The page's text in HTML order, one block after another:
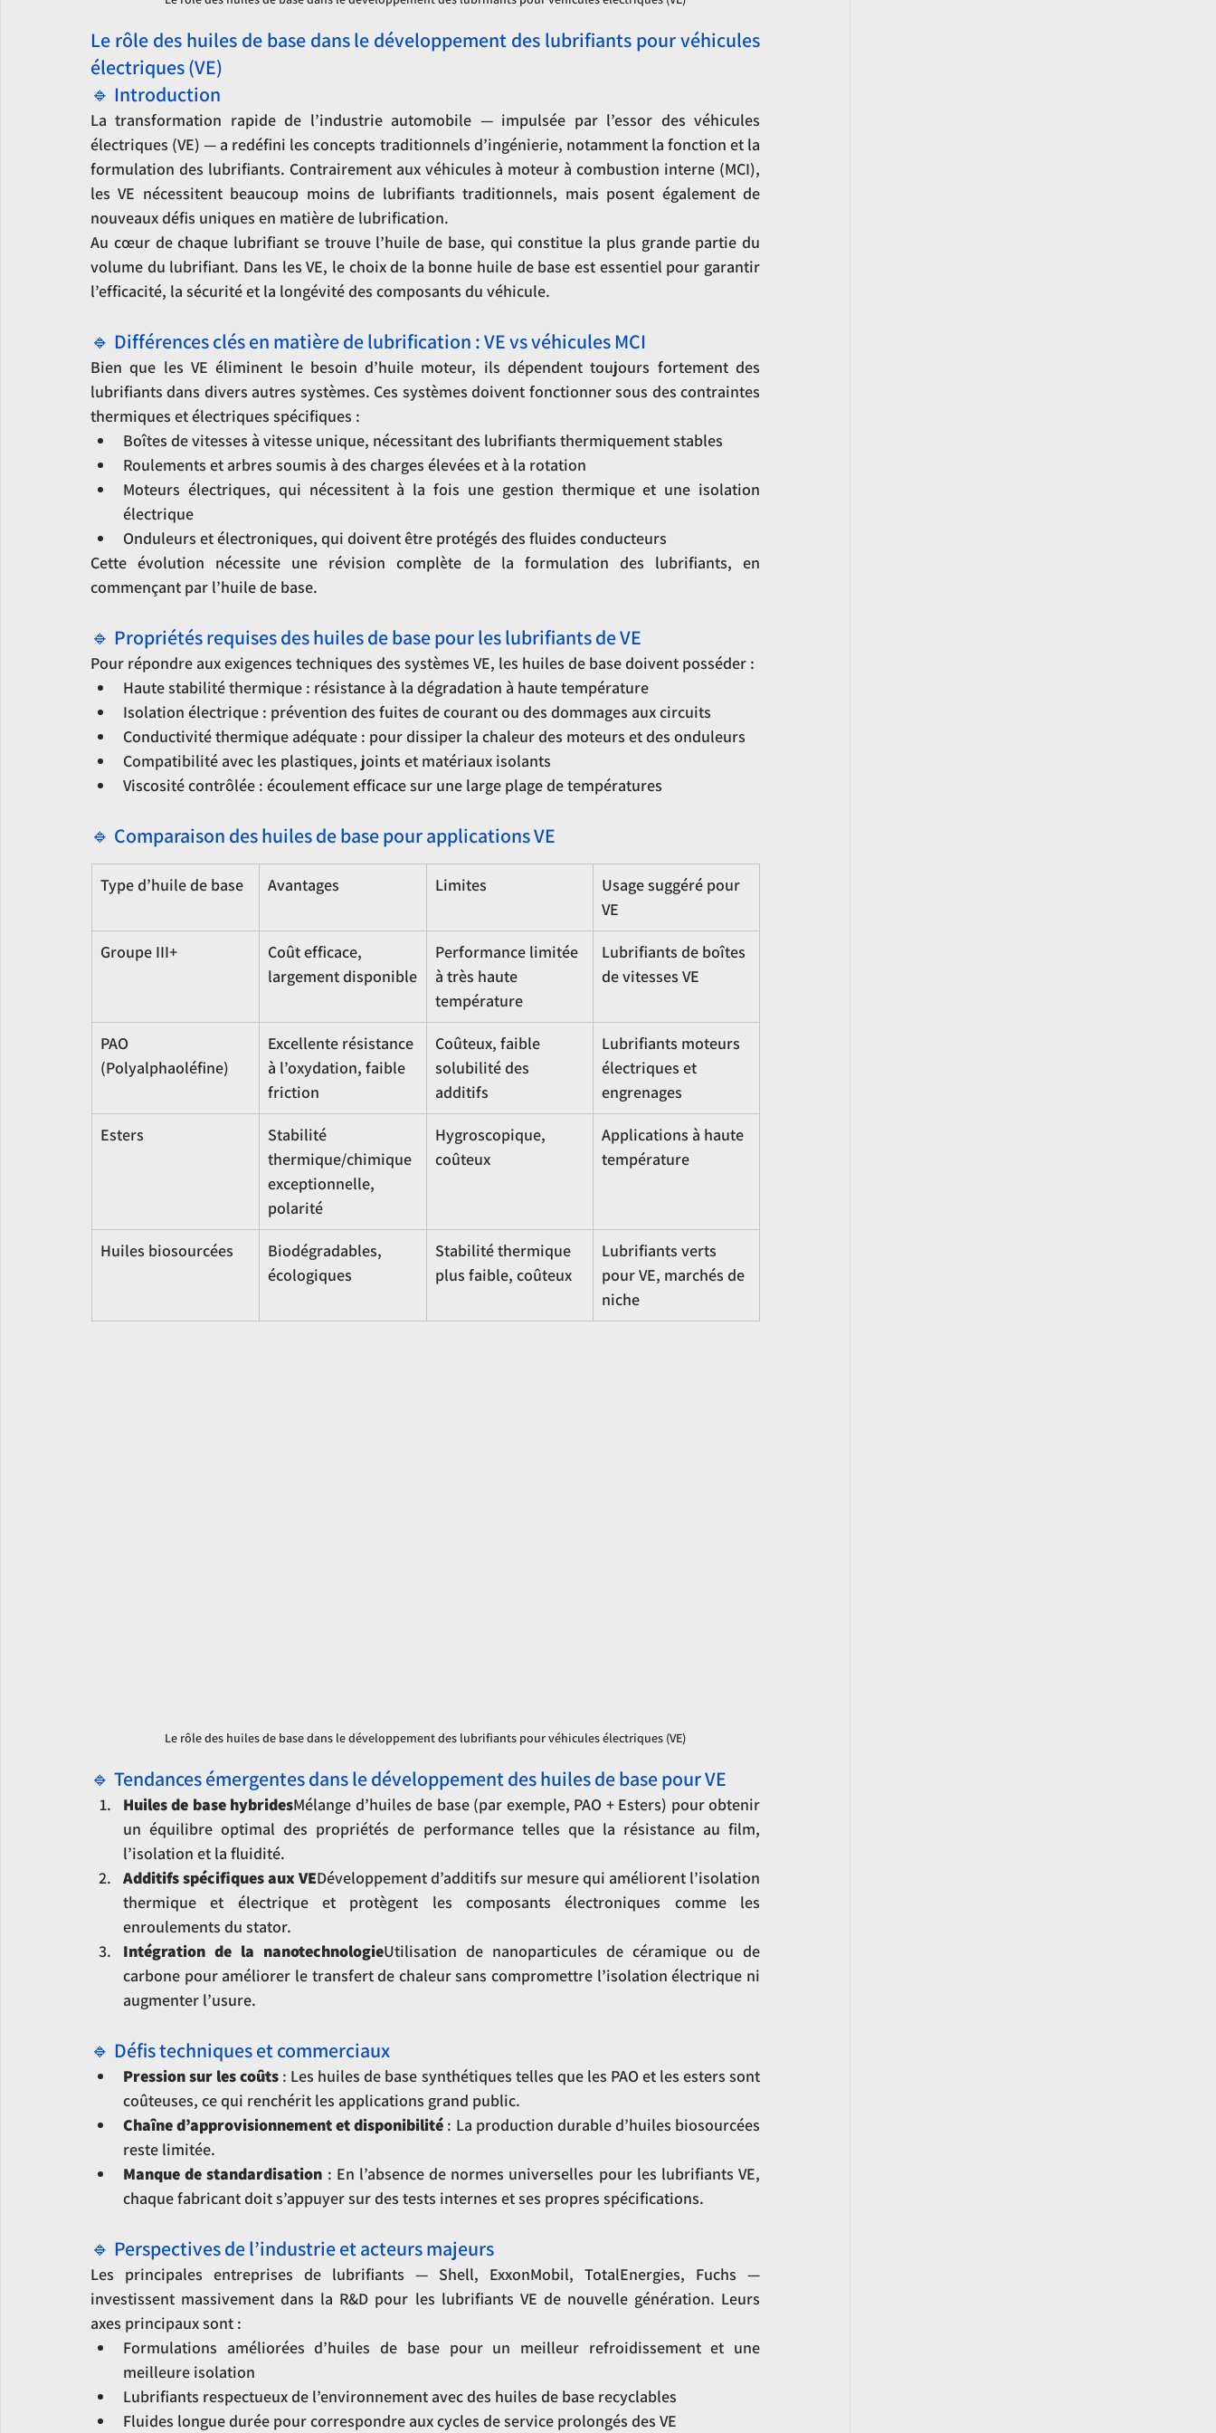
Le rôle des huiles de base dans le développement des lubrifiants pour véhicules
électriques (VE)
🔹 Introduction
La transformation rapide de l’industrie automobile — impulsée par l’essor des véhicules
électriques (VE) — a redéfini les concepts traditionnels d’ingénierie, notamment la fonction et la
formulation des lubrifiants. Contrairement aux véhicules à moteur à combustion interne (MCI),
les VE nécessitent beaucoup moins de lubrifiants traditionnels, mais posent également de
nouveaux défis uniques en matière de lubrification.
Au cœur de chaque lubrifiant se trouve l’huile de base, qui constitue la plus grande partie du
volume du lubrifiant. Dans les VE, le choix de la bonne huile de base est essentiel pour garantir
l’efficacité, la sécurité et la longévité des composants du véhicule.
🔹 Différences clés en matière de lubrification : VE vs véhicules MCI
Bien que les VE éliminent le besoin d’huile moteur, ils dépendent toujours fortement des
lubrifiants dans divers autres systèmes. Ces systèmes doivent fonctionner sous des contraintes
thermiques et électriques spécifiques :
Boîtes de vitesses à vitesse unique, nécessitant des lubrifiants thermiquement stables
Roulements et arbres soumis à des charges élevées et à la rotation
Moteurs électriques, qui nécessitent à la fois une gestion thermique et une isolation
électrique
Onduleurs et électroniques, qui doivent être protégés des fluides conducteurs
Cette évolution nécessite une révision complète de la formulation des lubrifiants, en
commençant par l’huile de base.
🔹 Propriétés requises des huiles de base pour les lubrifiants de VE
Pour répondre aux exigences techniques des systèmes VE, les huiles de base doivent posséder :
Haute stabilité thermique : résistance à la dégradation à haute température
Isolation électrique : prévention des fuites de courant ou des dommages aux circuits
Conductivité thermique adéquate : pour dissiper la chaleur des moteurs et des onduleurs
Compatibilité avec les plastiques, joints et matériaux isolants
Viscosité contrôlée : écoulement efficace sur une large plage de températures
🔹 Comparaison des huiles de base pour applications VE
Type d’huile de base Avantages Limites
Usage suggéré pour
VE
Groupe III+
Coût efficace,
largement disponible
Performance limitée
à très haute
température
Lubrifiants de boîtes
de vitesses VE
PAO
(Polyalphaoléfine)
Excellente résistance
à l’oxydation, faible
friction
Coûteux, faible
solubilité des
additifs
Lubrifiants moteurs
électriques et
engrenages
Esters
Stabilité
thermique/chimique
exceptionnelle,
polarité
Hygroscopique,
coûteux
Applications à haute
température
Huiles biosourcées
Biodégradables,
écologiques
Stabilité thermique
plus faible, coûteux
Lubrifiants verts
pour VE, marchés de
niche
Le rôle des huiles de base dans le développement des lubrifiants pour véhicules électriques (VE)
🔹 Tendances émergentes dans le développement des huiles de base pour VE
Huiles de base hybridesMélange d’huiles de base (par exemple, PAO + Esters) pour obtenir
un équilibre optimal des propriétés de performance telles que la résistance au film,
l’isolation et la fluidité.
Additifs spécifiques aux VEDéveloppement d’additifs sur mesure qui améliorent l’isolation
thermique et électrique et protègent les composants électroniques comme les
enroulements du stator.
Intégration de la nanotechnologieUtilisation de nanoparticules de céramique ou de
carbone pour améliorer le transfert de chaleur sans compromettre l’isolation électrique ni
augmenter l’usure.
🔹 Défis techniques et commerciaux
Pression sur les coûts : Les huiles de base synthétiques telles que les PAO et les esters sont
coûteuses, ce qui renchérit les applications grand public.
Chaîne d’approvisionnement et disponibilité : La production durable d’huiles biosourcées
reste limitée.
Manque de standardisation : En l’absence de normes universelles pour les lubrifiants VE,
chaque fabricant doit s’appuyer sur des tests internes et ses propres spécifications.
🔹 Perspectives de l’industrie et acteurs majeurs
Les principales entreprises de lubrifiants — Shell, ExxonMobil, TotalEnergies, Fuchs —
investissent massivement dans la R&D pour les lubrifiants VE de nouvelle génération. Leurs
axes principaux sont :
Formulations améliorées d’huiles de base pour un meilleur refroidissement et une
meilleure isolation
Lubrifiants respectueux de l’environnement avec des huiles de base recyclables
Fluides longue durée pour correspondre aux cycles de service prolongés des VE